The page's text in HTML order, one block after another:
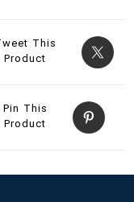
This
Product
Pin This
Product